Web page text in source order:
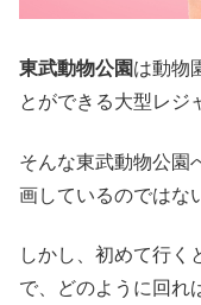
東武動物公園は動物
とができる大型レジ
そんな東武動物公園
画しているのではな
しかし、初めて行く
で、どのように回れ